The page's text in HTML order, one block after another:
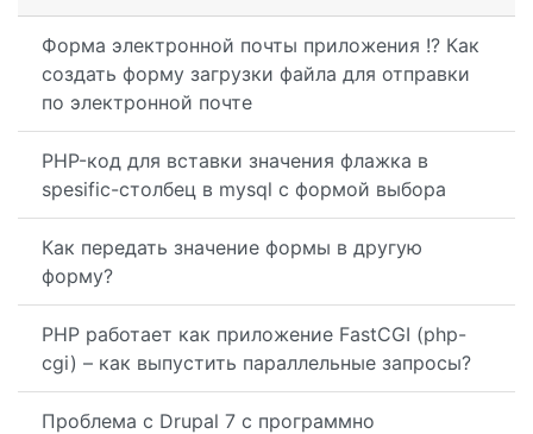
Форма электронной почты приложения !? Как
создать форму загрузки файла для отправки
по электронной почте
PHP-код для вставки значения флажка в
spesific-столбец в mysql с формой выбора
Как передать значение формы в другую
форму?
PHP работает как приложение FastCGI (php-
cgi) – как выпустить параллельные запросы?
Проблема с Drupal 7 с программно